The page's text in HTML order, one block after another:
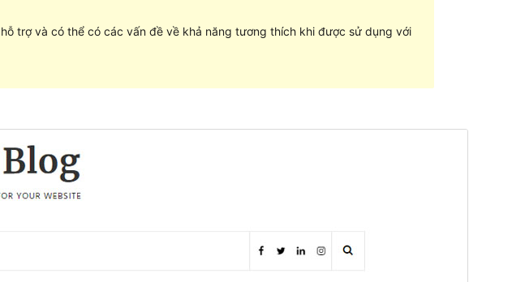
trợ và có thể có các vấn đề về khả năng tương thích khi được sử dụng với
Trang chủ của giao diện